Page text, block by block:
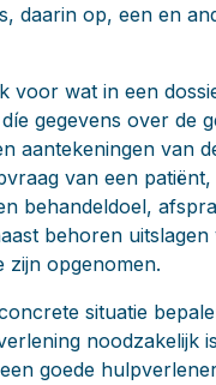
daarin op, een en
voor wat in een
gegevens over de
aantekeningen van
van een
behandeldoel,
behoren
zijn opgenomen.
situatie
noodzakelijk
goede